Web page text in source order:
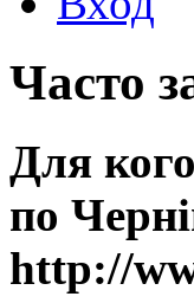
Часто
Для
по
http://